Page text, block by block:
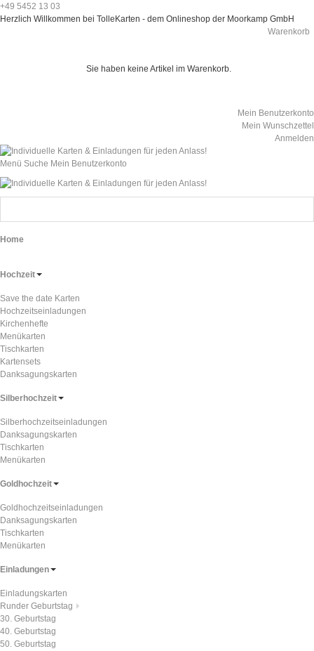
+49 5452 13 03
Herzlich Willkommen bei TolleKarten - dem Onlineshop der Moorkamp GmbH
Warenkorb
Sie haben keine Artikel im Warenkorb.
Mein Benutzerkonto
Mein Wunschzettel
Anmelden
Menü Suche Mein Benutzerkonto
Home
Hochzeit
Save the date Karten
Hochzeitseinladungen
Kirchenhefte
Menükarten
Tischkarten
Kartensets
Danksagungskarten
Silberhochzeit
Silberhochzeitseinladungen
Danksagungskarten
Tischkarten
Menükarten
Goldhochzeit
Goldhochzeitseinladungen
Danksagungskarten
Tischkarten
Menükarten
Einladungen
Einladungskarten
Runder Geburtstag
30. Geburtstag
40. Geburtstag
50. Geburtstag